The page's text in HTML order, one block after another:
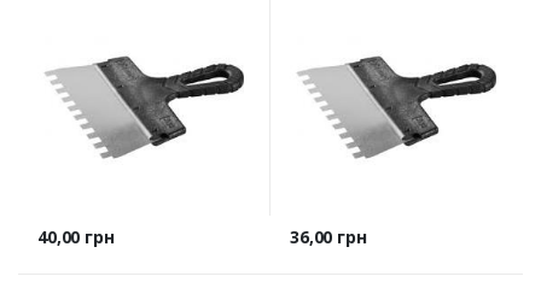
Цена
40,00 грн Цена
36,00 грн